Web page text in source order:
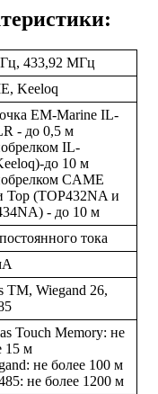
433,92 МГц
Keeloq
ЕМ-Marine IL-
- до 0,5 м
IL-
до 10 м
CAME
Top (TOP432NA и
- до 10 м
тока
TM, Wiegand 26,
Touch Memory: не
15 м
не более 100 м
не более 1200 м